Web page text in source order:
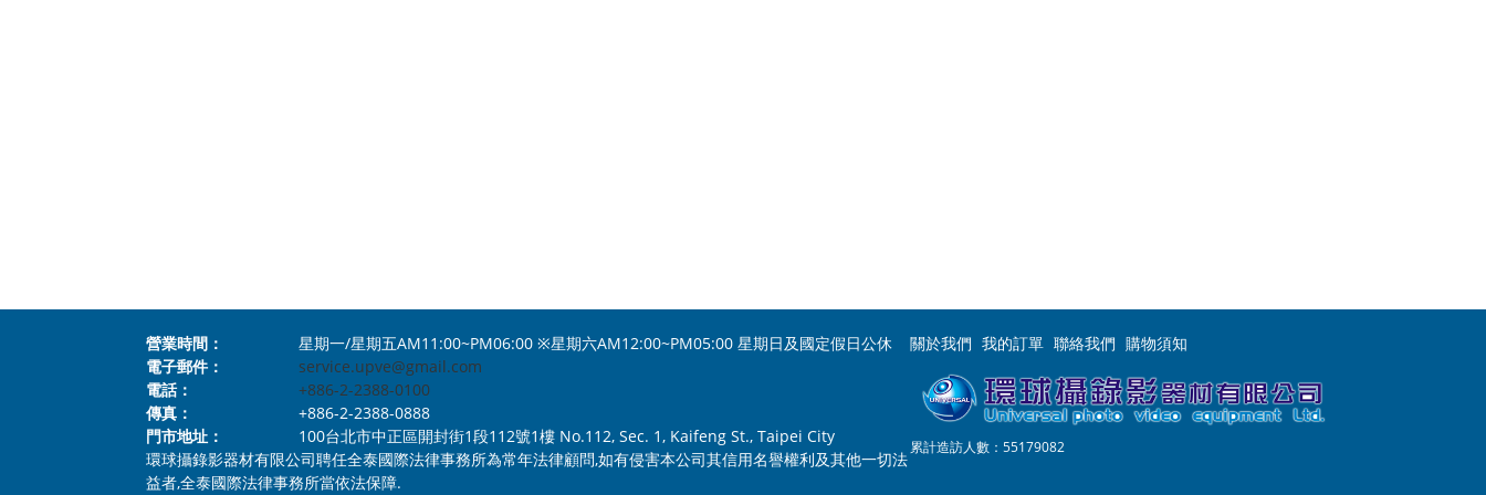
營業時間：
星期一/星期五AM11:00~PM06:00 ※星期六AM12:00~PM05:00 星期日及國定假日公休
電子郵件：
service.upve@gmail.com
電話：
+886-2-2388-0100
傳真：
+886-2-2388-0888
門市地址：
100台北市中正區開封街1段112號1樓 No.112, Sec. 1, Kaifeng St., Taipei City
環球攝錄影器材有限公司聘任全泰國際法律事務所為常年法律顧問,如有侵害本公司其信用名譽權利及其他一切法
益者,全泰國際法律事務所當依法保障.
關於我們 我的訂單 聯絡我們 購物須知
累計造訪人數：55179082